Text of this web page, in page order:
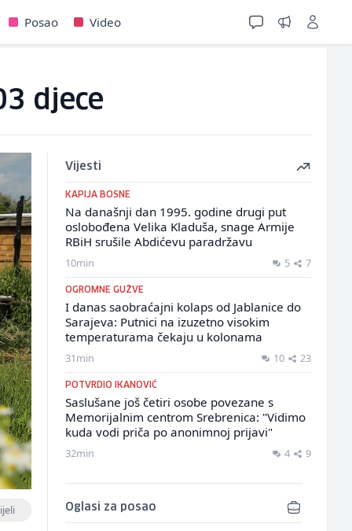
Posao Video
djece
Vijesti
KAPIJA BOSNE
Na današnji dan 1995. godine drugi put
oslobođena Velika Kladuša, snage Armije
RBiH srušile Abdićevu paradržavu
10min 5 7
OGROMNE GUŽVE
I danas saobraćajni kolaps od Jablanice do
Sarajeva: Putnici na izuzetno visokim
temperaturama čekaju u kolonama
31min 10 23
POTVRDIO IKANOVIĆ
Saslušane još četiri osobe povezane s
Memorijalnim centrom Srebrenica: "Vidimo
kuda vodi priča po anonimnoj prijavi"
32min 4 9
Oglasi za posao